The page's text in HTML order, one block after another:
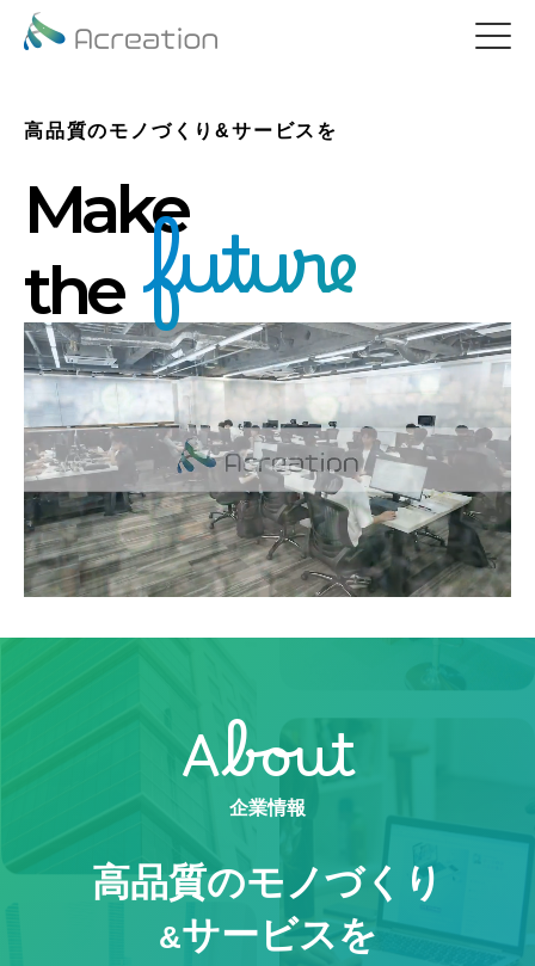
高品質のモノづくり&サービスを
Make
the future
About
企業情報
高品質のモノづくり
&サービスを